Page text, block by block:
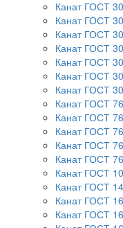
Канат ГОСТ
Канат ГОСТ
Канат ГОСТ
Канат ГОСТ
Канат ГОСТ
Канат ГОСТ
Канат ГОСТ
Канат ГОСТ
Канат ГОСТ
Канат ГОСТ
Канат ГОСТ
Канат ГОСТ
Канат ГОСТ
Канат ГОСТ
Канат ГОСТ
Канат ГОСТ